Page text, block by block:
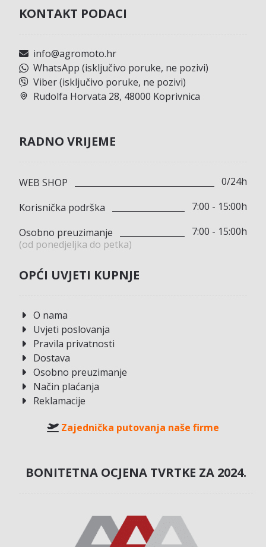
KONTAKT PODACI
info@agromoto.hr
WhatsApp (isključivo poruke, ne pozivi)
Viber (isključivo poruke, ne pozivi)
Rudolfa Horvata 28, 48000 Koprivnica
RADNO VRIJEME
WEB SHOP
0/24h
Korisnička podrška
7:00 - 15:00h
Osobno preuzimanje
(od ponedjeljka do petka)
7:00 - 15:00h
OPĆI UVJETI KUPNJE
O nama
Uvjeti poslovanja
Pravila privatnosti
Dostava
Osobno preuzimanje
Način plaćanja
Reklamacije
Zajednička putovanja naše firme
BONITETNA OCJENA TVRTKE ZA 2024.